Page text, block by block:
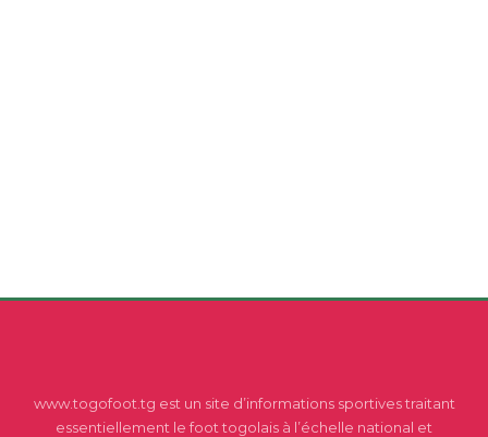
www.togofoot.tg est un site d’informations sportives traitant
essentiellement le foot togolais à l’échelle national et